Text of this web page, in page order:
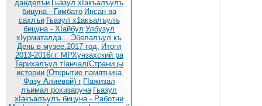
данделъи Гьазул хIакъалъулъ
бицуна - Гимбато Инсан ва
сахлъи Гьазул х1акъалъулъ
бицуна - ХIайбул Улбузул
хIурматалда... Эбелалъул къ
День в музее.2017 год. Итоги
2013-2016г.г. МРХунзахский ра
Тарихалъул тIанчал(Страницы
истории (Открытие памятника
Фазу Алиевой) г ГIажизал
лъимал рохизаруна Гьазул
хIакъалъулъ бицуна - Работни